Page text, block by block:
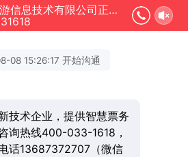
湖南小游信息技术有限公司正在为您服务
08 15:26:17 开始沟通
技术企业，提供智慧票务
询热线400-033-1618，
话13687372707（微信